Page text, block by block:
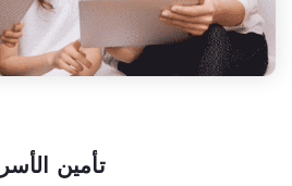
تأمين